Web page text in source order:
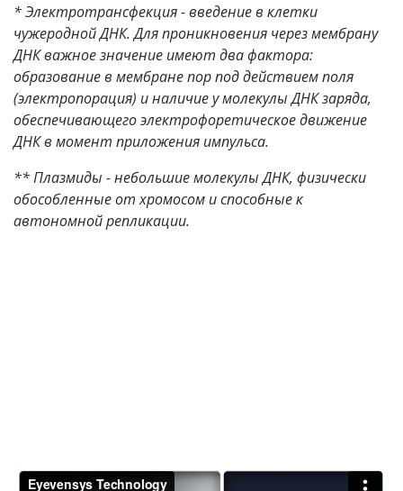
*Электротрансфекция - введение в клетки
чужеродной ДНК. Для проникновения через мембрану
ДНК важное значение имеют два фактора:
образование в мембране пор под действием поля
(электропорация) и наличие у молекулы ДНК заряда,
обеспечивающего электрофоретическое движение
ДНК в момент приложения импульса.
** Плазмиды - небольшие молекулы ДНК, физически
обособленные от хромосом и способные к
автономной репликации.